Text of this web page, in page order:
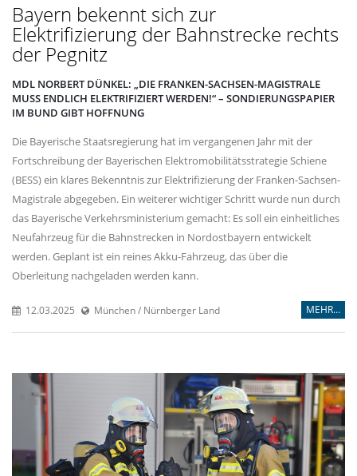
Bayern bekennt sich zur
Elektrifizierung der Bahnstrecke rechts
der Pegnitz
MDL NORBERT DÜNKEL: „DIE FRANKEN-SACHSEN-MAGISTRALE
MUSS ENDLICH ELEKTRIFIZIERT WERDEN!“ – SONDIERUNGSPAPIER
IM BUND GIBT HOFFNUNG
Die Bayerische Staatsregierung hat im vergangenen Jahr mit der
Fortschreibung der Bayerischen Elektromobilitätsstrategie Schiene
(BESS) ein klares Bekenntnis zur Elektrifizierung der Franken-Sachsen-
Magistrale abgegeben. Ein weiterer wichtiger Schritt wurde nun durch
das Bayerische Verkehrsministerium gemacht: Es soll ein einheitliches
Neufahrzeug für die Bahnstrecken in Nordostbayern entwickelt
werden. Geplant ist ein reines Akku-Fahrzeug, das über die
Oberleitung nachgeladen werden kann.
12.03.2025 München / Nürnberger Land MEHR...